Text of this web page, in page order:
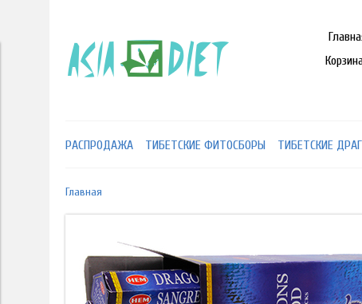
РАСПРОДАЖА ТИБЕТСКИЕ ФИТОСБОРЫ ТИБЕТСКИЕ
Главная